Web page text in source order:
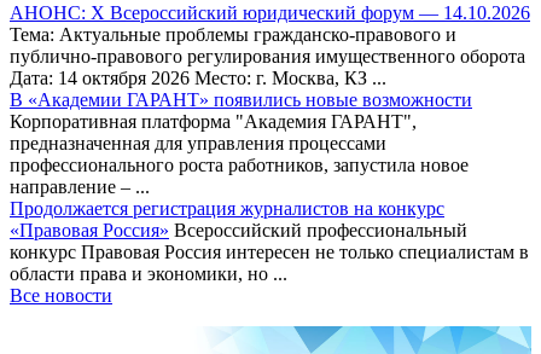
АНОНС: Х Всероссийский юридический форум — 14.10.2026
Тема: Актуальные проблемы гражданско-правового и
публично-правового регулирования имущественного оборота
Дата: 14 октября 2026 Место: г. Москва, КЗ ...
В «Академии ГАРАНТ» появились новые возможности
Корпоративная платформа "Академия ГАРАНТ",
предназначенная для управления процессами
профессионального роста работников, запустила новое
направление – ...
Продолжается регистрация журналистов на конкурс
«Правовая Россия» Всероссийский профессиональный
конкурс Правовая Россия интересен не только специалистам в
области права и экономики, но ...
Все новости